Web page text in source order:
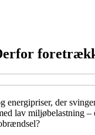
energipriser, der
lav miljøbelastning